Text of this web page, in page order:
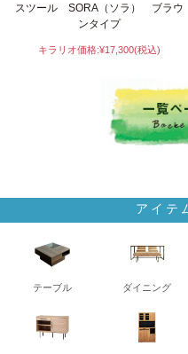
スツール SORA（ソラ） ブラウ
ンタイプ
キラリオ価格:¥17,300(税込)
アイテ
テーブル ダイニング